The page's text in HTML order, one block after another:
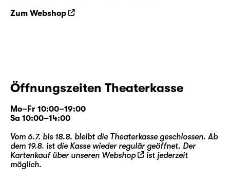
Zum Webshop
Öffnungszeiten Theaterkasse
Mo–Fr 10:00–19:00
Sa 10:00–14:00
Vom 6.7. bis 18.8. bleibt die Theaterkasse geschlossen. Ab
dem 19.8. ist die Kasse wieder regulär geöffnet. Der
Kartenkauf über unseren Webshop
ist jederzeit
möglich.